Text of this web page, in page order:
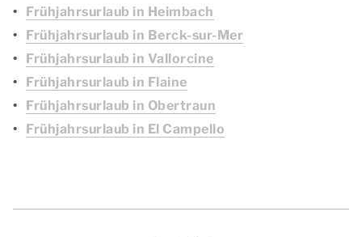
Frühjahrsurlaub in Heimbach
Frühjahrsurlaub in Berck-sur-Mer
Frühjahrsurlaub in Vallorcine
Frühjahrsurlaub in Flaine
Frühjahrsurlaub in Obertraun
Frühjahrsurlaub in El Campello